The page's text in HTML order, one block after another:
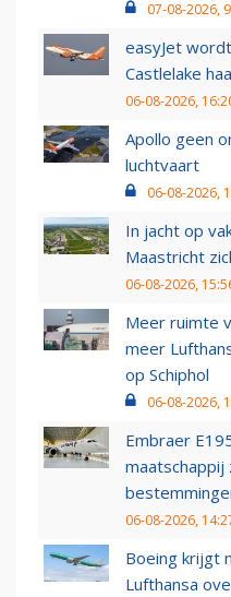
07-08-2026,
easyJet
Castlelake
06-08-2026,
Apollo geen
luchtvaart
06-08-2026,
In jacht op
Maastricht
06-08-2026,
Meer ruimte
meer
op Schiphol
06-08-2026,
Embraer
maatschappij
06-08-2026,
Boeing krijgt
Lufthansa